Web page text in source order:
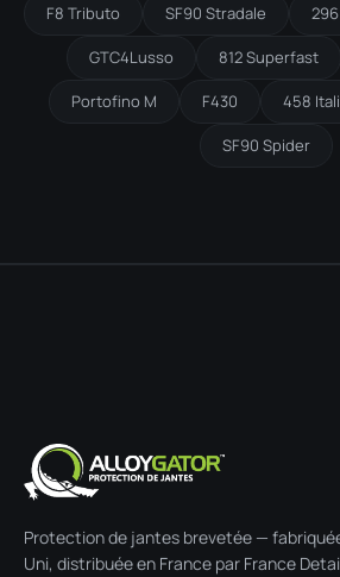
F8 Tributo SF90 Stradale
GTC4Lusso 812 Superfast
Portofino M F430 458
SF90 Spider
Protection de jantes brevetée —
Uni, distribuée en France par France